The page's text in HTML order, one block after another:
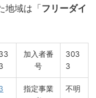
地域は「 フリーダイ
加入者番
号
303
3
指定事業
不明